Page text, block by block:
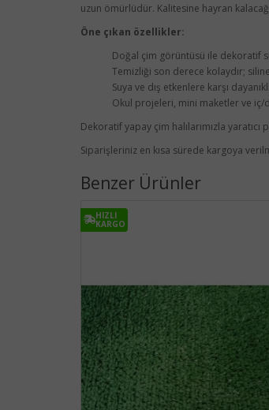
uzun ömürlüdür. Kalitesine hayran
Öne çıkan özellikler:
Doğal çim görüntüsü ile dekoratif
Temizliği son derece kolaydır;
Suya ve dış etkenlere karşı
Okul projeleri, mini maketler ve iç/
Dekoratif yapay çim halılarımızla
Siparişleriniz en kısa sürede kargoya
Benzer Ürünler
HIZLI
KARGO